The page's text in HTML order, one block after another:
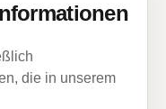
die in unserem